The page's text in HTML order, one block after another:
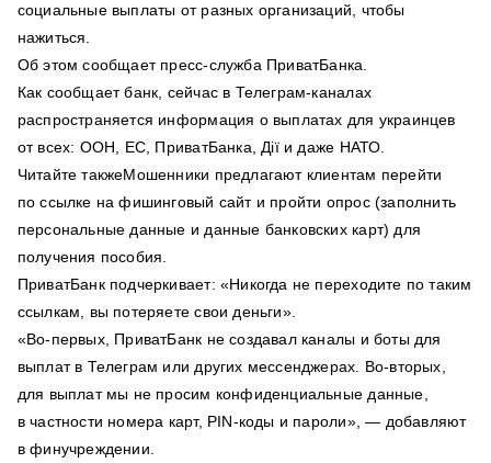
социальные выплаты от разных организаций, чтобы
нажиться.
Об этом сообщает пресс-служба ПриватБанка.
Как сообщает банк, сейчас в Телеграм-каналах
распространяется информация о выплатах для украинцев
от всех: ООН, ЕС, ПриватБанка, Дії и даже НАТО.
Читайте такжеМошенники предлагают клиентам перейти
по ссылке на фишинговый сайт и пройти опрос (заполнить
персональные данные и данные банковских карт) для
получения пособия.
ПриватБанк подчеркивает: «Никогда не переходите по таким
ссылкам, вы потеряете свои деньги».
«Во-первых, ПриватБанк не создавал каналы и боты для
выплат в Телеграм или других мессенджерах. Во-вторых,
для выплат мы не просим конфиденциальные данные,
в частности номера карт, PIN-коды и пароли», — добавляют
в финучреждении.